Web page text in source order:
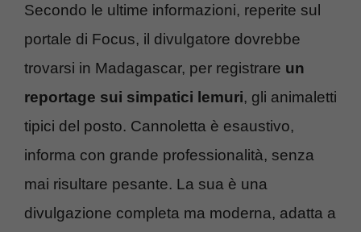
Secondo le ultime informazioni, reperite sul
portale di Focus, il divulgatore dovrebbe
trovarsi in Madagascar, per registrare un
reportage sui simpatici lemuri, gli animaletti
tipici del posto. Cannoletta è esaustivo,
informa con grande professionalità, senza
mai risultare pesante. La sua è una
divulgazione completa ma moderna, adatta a